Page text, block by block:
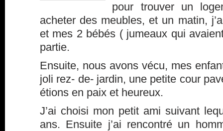
pour trouver un
acheter des meubles, et un matin,
et mes 2 bébés ( jumeaux qui
partie.
Ensuite, nous avons vécu, mes
joli rez- de- jardin, une petite cour
étions en paix et heureux.
J’ai choisi mon petit ami suivant
ans. Ensuite j’ai rencontré un